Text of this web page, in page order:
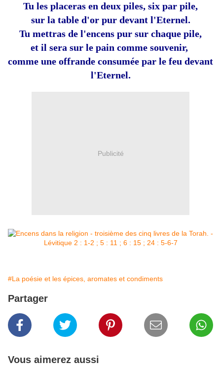
Tu les placeras en deux piles, six par pile,
sur la table d'or pur devant l'Eternel.
Tu mettras de l'encens pur sur chaque pile,
et il sera sur le pain comme souvenir,
comme une offrande consumée par le feu devant
l'Eternel.
Publicité
#La poésie et les épices, aromates et condiments
Partager
Vous aimerez aussi